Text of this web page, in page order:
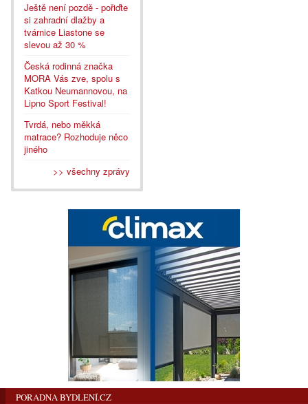
Ještě není pozdě - pořiďte
si zahradní dlažby a
tvárnice Liastone se
slevou až 30 %
Česká rodinná značka
MORA Vás zve, spolu s
Katkou Neumannovou, na
Lipno Sport Festival!
Tvrdá, nebo měkká
matrace? Rozhoduje něco
jiného
>> všechny zprávy
PORADNA BYDLENÍ.CZ